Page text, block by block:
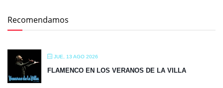
Recomendamos
JUE, 13 AGO 2026
FLAMENCO EN LOS VERANOS DE LA VILLA